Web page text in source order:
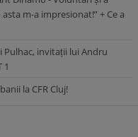
m-a impresionat!” + Ce a
Pulhac, invitații lui Andru
1
la CFR Cluj!